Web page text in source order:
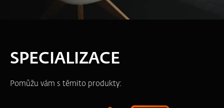
SPECIALIZACE
Pomůžu vám s těmito produkty: